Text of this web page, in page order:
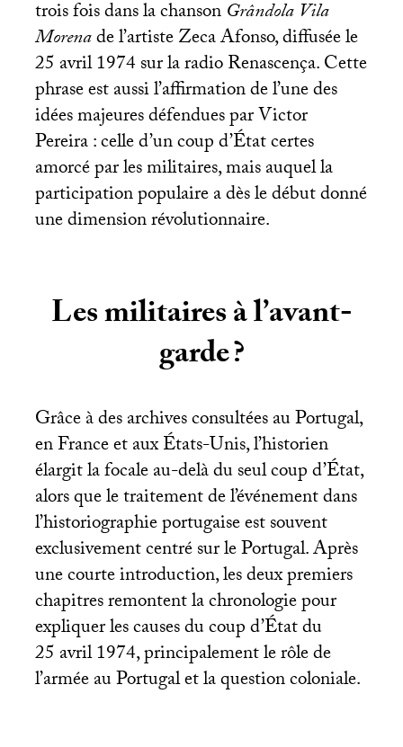
trois fois dans la chansonGrândola Vila
Morenade l’artiste Zeca Afonso, diffusée le
25 avril 1974 sur la radio Renascença. Cette
phrase est aussi l’affirmation de l’une des
idées majeures défendues par Victor
Pereira : celle d’un coup d’État certes
amorcé par les militaires, mais auquel la
participation populaire a dès le début donné
une dimension révolutionnaire.
Les militaires à l’avant-
garde?
Grâce à des archives consultées au Portugal,
en France et aux États-Unis, l’historien
élargit la focale au-delà du seul coup d’État,
alors que le traitement de l’événement dans
l’historiographie portugaise est souvent
exclusivement centré sur le Portugal. Après
une courte introduction, les deux premiers
chapitres remontent la chronologie pour
expliquer les causes du coup d’État du
25 avril 1974, principalement le rôle de
l’armée au Portugal et la question coloniale.